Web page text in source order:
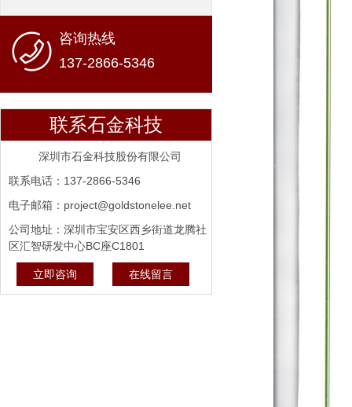
咨询热线
137-2866-5346
联系石金科技
深圳市石金科技股份有限公司
联系电话：137-2866-5346
电子邮箱：project@goldstonelee.net
公司地址：深圳市宝安区西乡街道龙腾社
区汇智研发中心BC座C1801
立即咨询 在线留言